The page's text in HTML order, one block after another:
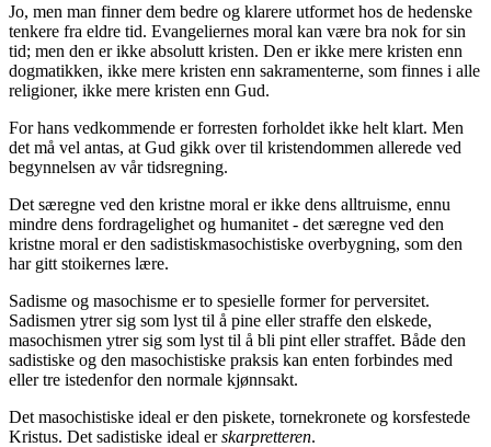
Jo, men man finner dem bedre og klarere utformet hos de hedenske
tenkere fra eldre tid. Evangeliernes moral kan være bra nok for sin
tid; men den er ikke absolutt kristen. Den er ikke mere kristen enn
dogmatikken, ikke mere kristen enn sakramenterne, som finnes i alle
religioner, ikke mere kristen enn Gud.
For hans vedkommende er forresten forholdet ikke helt klart. Men
det må vel antas, at Gud gikk over til kristendommen allerede ved
begynnelsen av vår tidsregning.
Det særegne ved den kristne moral er ikke dens alltruisme, ennu
mindre dens fordragelighet og humanitet - det særegne ved den
kristne moral er den sadistiskmasochistiske overbygning, som den
har gitt stoikernes lære.
Sadisme og masochisme er to spesielle former for perversitet.
Sadismen ytrer sig som lyst til å pine eller straffe den elskede,
masochismen ytrer sig som lyst til å bli pint eller straffet. Både den
sadistiske og den masochistiske praksis kan enten forbindes med
eller tre istedenfor den normale kjønnsakt.
Det masochistiske ideal er den piskete, tornekronete og korsfestede
Kristus. Det sadistiske ideal erskarpretteren.